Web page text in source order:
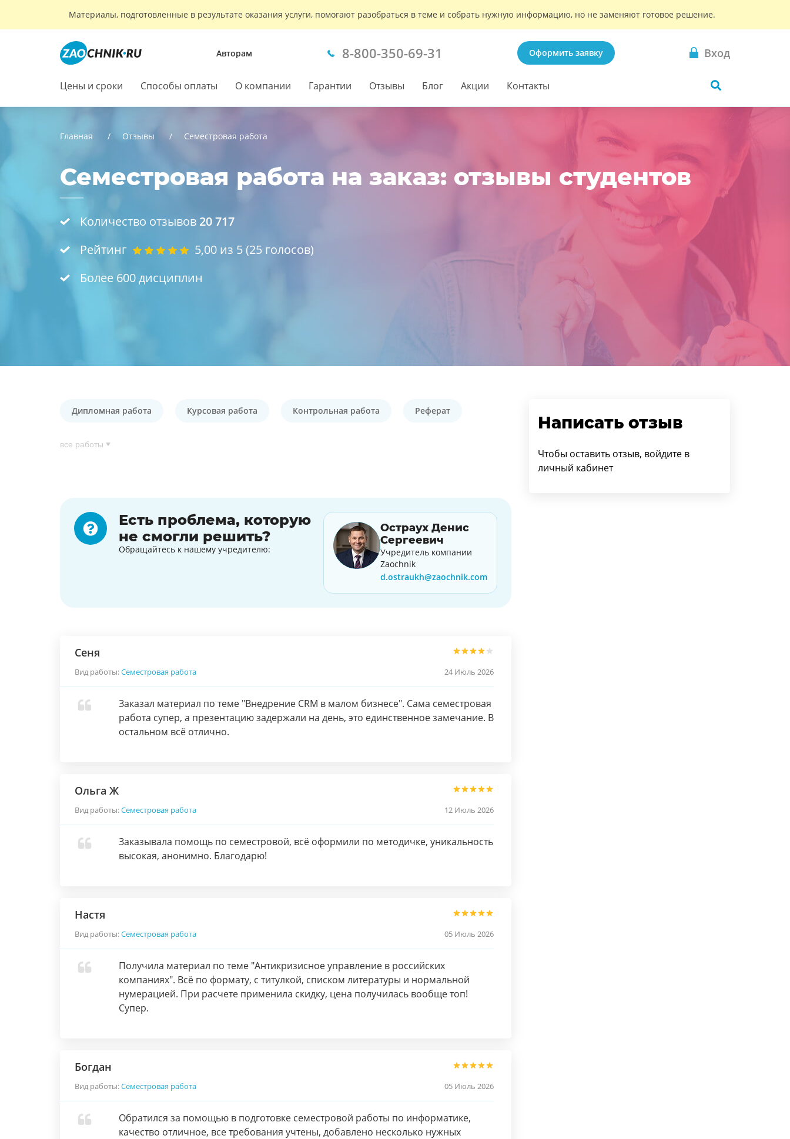
Материалы, подготовленные в результате оказания услуги, помогают разобраться в теме и собрать нужную информацию, но не заменяют готовое решение.
Авторам 8-800-350-69-31 Оформить заявку Вход
Цены и сроки Способы оплаты О компании Гарантии Отзывы Блог Акции Контакты
Главная Отзывы Семестровая работа
Семестровая работа на заказ: отзывы студентов
Количество отзывов 20 717
Рейтинг
5,00 из 5 (25 голосов)
Более 600 дисциплин
Дипломная работа Курсовая работа Контрольная работа Реферат
все работы
Есть проблема, которую
не смогли решить?
Обращайтесь к нашему учредителю:
Остраух Денис
Сергеевич
Учредитель компании
Zaochnik
d.ostraukh@zaochnik.com
Сеня
Вид работы:Семестровая работа 24 Июль 2026
Заказал материал по теме "Внедрение CRM в малом бизнесе". Сама семестровая
работа супер, а презентацию задержали на день, это единственное замечание. В
остальном всё отлично.
Ольга Ж
Вид работы:Семестровая работа 12 Июль 2026
Заказывала помощь по семестровой, всё оформили по методичке, уникальность
высокая, анонимно. Благодарю!
Настя
Вид работы:Семестровая работа 05 Июль 2026
Получила материал по теме "Антикризисное управление в российских
компаниях". Всё по формату, с титулкой, списком литературы и нормальной
нумерацией. При расчете применила скидку, цена получилась вообще топ!
Супер.
Богдан
Вид работы:Семестровая работа 05 Июль 2026
Обратился за помощью в подготовке семестровой работы по информатике,
качество отличное, все требования учтены, добавлено несколько нужных
Написать отзыв
Чтобы оставить отзыв, войдите в
личный кабинет